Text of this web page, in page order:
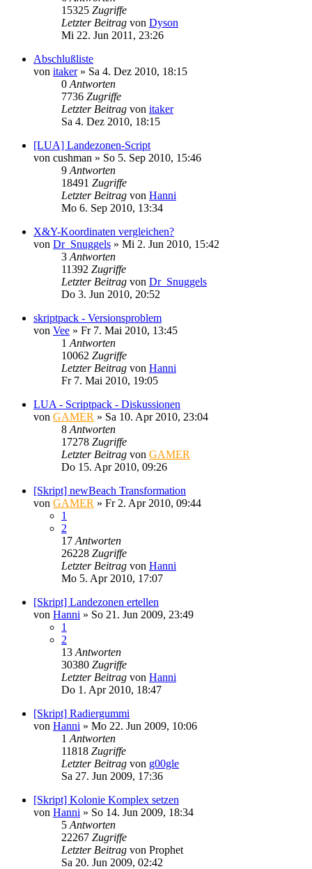
15325 Zugriffe
Letzter Beitrag von Dyson
Mi 22. Jun 2011, 23:26
Abschlußliste
von itaker» Sa 4. Dez 2010, 18:15
0 Antworten
7736 Zugriffe
Letzter Beitrag von itaker
Sa 4. Dez 2010, 18:15
[LUA] Landezonen-Script
von cushman » So 5. Sep 2010, 15:46
9 Antworten
18491 Zugriffe
Letzter Beitrag von Hanni
Mo 6. Sep 2010, 13:34
X&Y-Koordinaten vergleichen?
von Dr_Snuggels » Mi 2. Jun 2010, 15:42
3 Antworten
11392 Zugriffe
Letzter Beitrag von Dr_Snuggels
Do 3. Jun 2010, 20:52
skriptpack - Versionsproblem
von Vee » Fr 7. Mai 2010, 13:45
1 Antworten
10062 Zugriffe
Letzter Beitrag von Hanni
Fr 7. Mai 2010, 19:05
LUA - Scriptpack - Diskussionen
von GAMER » Sa 10. Apr 2010, 23:04
8 Antworten
17278 Zugriffe
Letzter Beitrag von GAMER
Do 15. Apr 2010, 09:26
[Skript] newBeach Transformation
von GAMER » Fr 2. Apr 2010, 09:44
1
2
17 Antworten
26228 Zugriffe
Letzter Beitrag von Hanni
Mo 5. Apr 2010, 17:07
[Skript] Landezonen ertellen
von Hanni » So 21. Jun 2009, 23:49
1
2
13 Antworten
30380 Zugriffe
Letzter Beitrag von Hanni
Do 1. Apr 2010, 18:47
[Skript] Radiergummi
von Hanni » Mo 22. Jun 2009, 10:06
1 Antworten
11818 Zugriffe
Letzter Beitrag von g00gle
Sa 27. Jun 2009, 17:36
[Skript] Kolonie Komplex setzen
von Hanni » So 14. Jun 2009, 18:34
5 Antworten
22267 Zugriffe
Letzter Beitrag von Prophet
Sa 20. Jun 2009, 02:42